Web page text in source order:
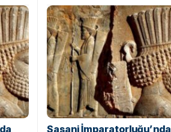
Sasani İmparatorluğu’nda